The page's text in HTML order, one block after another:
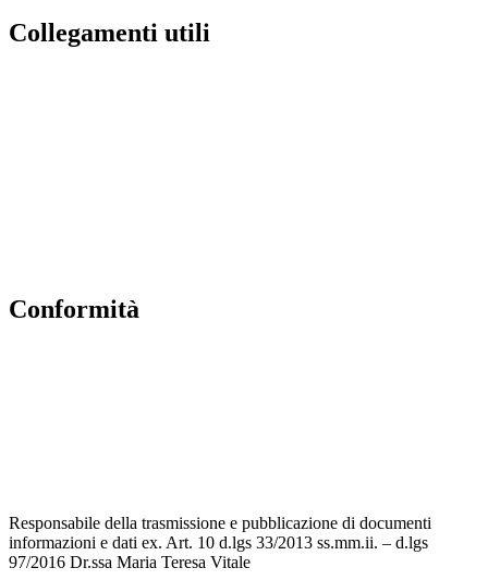
collegamenti utili
conformità
Responsabile della trasmissione e pubblicazione di documenti
informazioni e dati ex. Art. 10 d.lgs 33/2013 ss.mm.ii. – d.lgs
97/2016 Dr.ssa Maria Teresa Vitale